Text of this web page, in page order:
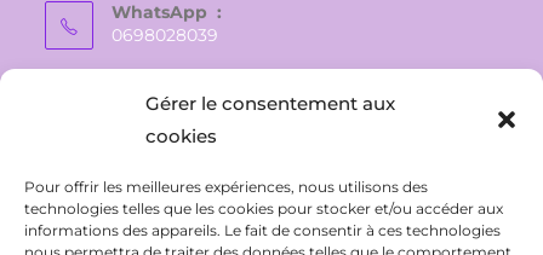
Gérer le consentement aux
cookies
Pour offrir les meilleures expériences, nous utilisons des
technologies telles que les cookies pour stocker et/ou accéder aux
informations des appareils. Le fait de consentir à ces technologies
WhatsApp :
0698028039
vaite.e.tiare@gmail.com